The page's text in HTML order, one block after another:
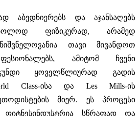
აბედნიერებს და აჯანსაღებს
ფიზიკურად, არამედ
თავი მივანდოთ
ამიტომ ჩვენი
ყოველწლიურად გადის
Class-ისა და Les Mills-ის
მიერ. ეს პროცესი
ფიტნესინდუსტრია სწრაფად და